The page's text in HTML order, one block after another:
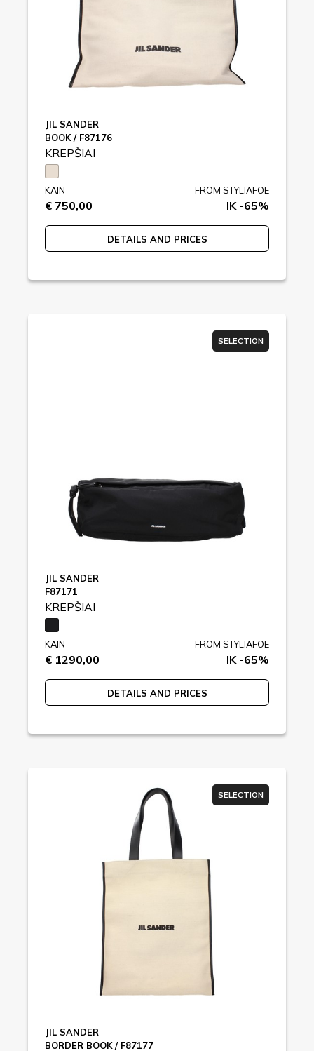
JIL SANDER
BOOK / F87176
KREPŠIAI
KAIN
€ 750,00
FROM STYLIAFOE
IK -65%
DETAILS AND PRICES
SELECTION
JIL SANDER
F87171
KREPŠIAI
KAIN
€ 1290,00
FROM STYLIAFOE
IK -65%
DETAILS AND PRICES
SELECTION
JIL SANDER
BORDER BOOK / F87177